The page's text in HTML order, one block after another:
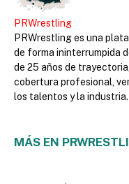
PRWrestling
PRWrestling es una
de forma ininterrumpida
de 25 años de
cobertura profesional,
los talentos y la industria.
MÁS EN